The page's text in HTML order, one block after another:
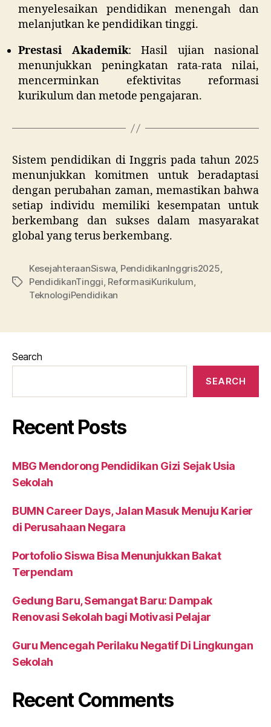
menyelesaikan pendidikan menengah dan
melanjutkan ke pendidikan tinggi.
Prestasi Akademik: Hasil ujian nasional
menunjukkan peningkatan rata-rata nilai,
mencerminkan efektivitas reformasi
kurikulum dan metode pengajaran.
Sistem pendidikan di Inggris pada tahun 2025
menunjukkan komitmen untuk beradaptasi
dengan perubahan zaman, memastikan bahwa
setiap individu memiliki kesempatan untuk
berkembang dan sukses dalam masyarakat
global yang terus berkembang.
Tags
KesejahteraanSiswa, PendidikanInggris2025,
PendidikanTinggi, ReformasiKurikulum,
TeknologiPendidikan
Search
SEARCH
Recent Posts
MBG Mendorong Pendidikan Gizi Sejak Usia
Sekolah
BUMN Career Days, Jalan Masuk Menuju Karier
di Perusahaan Negara
Portofolio Siswa Bisa Menunjukkan Bakat
Terpendam
Gedung Baru, Semangat Baru: Dampak
Renovasi Sekolah bagi Motivasi Pelajar
Guru Mencegah Perilaku Negatif Di Lingkungan
Sekolah
Recent Comments